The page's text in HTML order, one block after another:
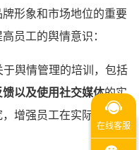
形象和市场地位的重要
员工的舆情意识：
舆情管理的培训，包括
以及使用社交媒体的实
增强员工在实际情况中